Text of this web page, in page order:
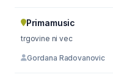
Primamusic
trgovine ni vec
Gordana Radovanovic